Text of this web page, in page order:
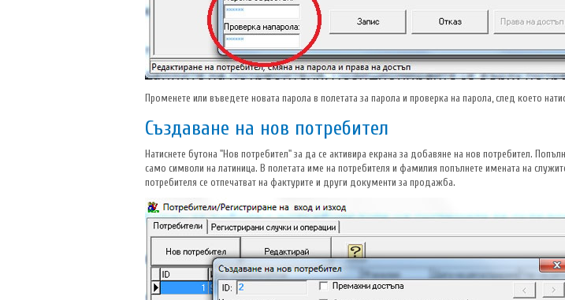
Променете или въведете новата парола в полетата за парола и проверка на парола, след което
Създаване на нов потребител
Натиснете бутона "Нов потребител" за да се активира екрана за добавяне на нов потребител.
само символи на латиница. В полетата име на потребителя и фамилия попълнете имената на
потребителя се отпечатват на фактурите и други документи за продажба.